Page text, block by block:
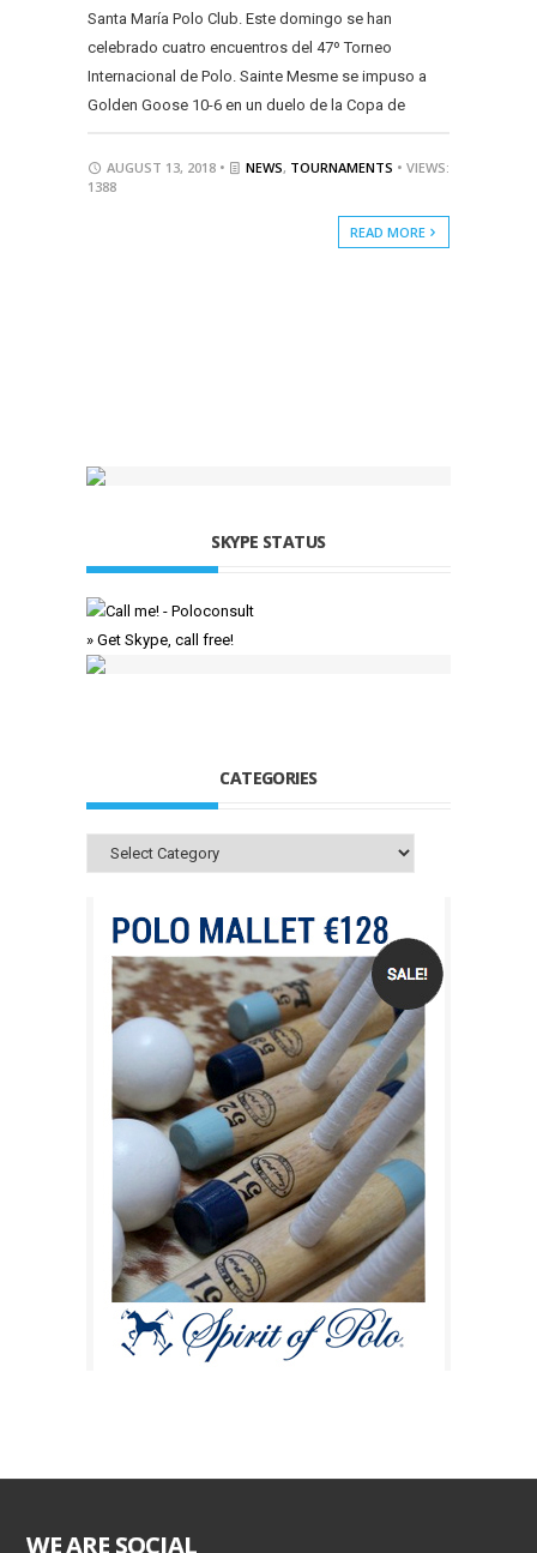
Santa María Polo Club. Este domingo se han
celebrado cuatro encuentros del 47º Torneo
Internacional de Polo. Sainte Mesme se impuso a
Golden Goose 10-6 en un duelo de la Copa de
AUGUST 13, 2018 • NEWS, TOURNAMENTS • VIEWS:
1388
READ MORE
SKYPE STATUS
» Get Skype, call free!
CATEGORIES
Categories
WE ARE SOCIAL